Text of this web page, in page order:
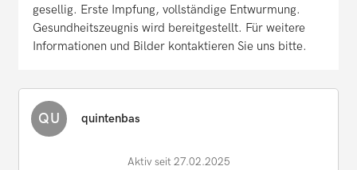
gesellig. Erste Impfung, vollständige Entwurmung.
Gesundheitszeugnis wird bereitgestellt. Für weitere
Informationen und Bilder kontaktieren Sie uns bitte.
QU quintenbas
Aktiv seit 27.02.2025